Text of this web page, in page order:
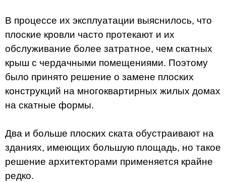
В процессе их эксплуатации выяснилось, что
плоские кровли часто протекают и их
обслуживание более затратное, чем скатных
крыш с чердачными помещениями. Поэтому
было принято решение о замене плоских
конструкций на многоквартирных жилых домах
на скатные формы.
Два и больше плоских ската обустраивают на
зданиях, имеющих большую площадь, но такое
решение архитекторами применяется крайне
редко.